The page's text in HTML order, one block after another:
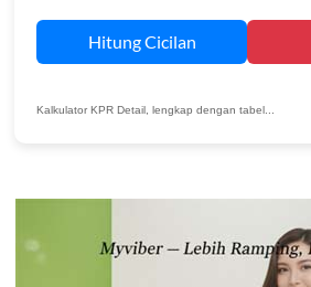
Hitung Cicilan
Kalkulator KPR Detail, lengkap dengan tabel...